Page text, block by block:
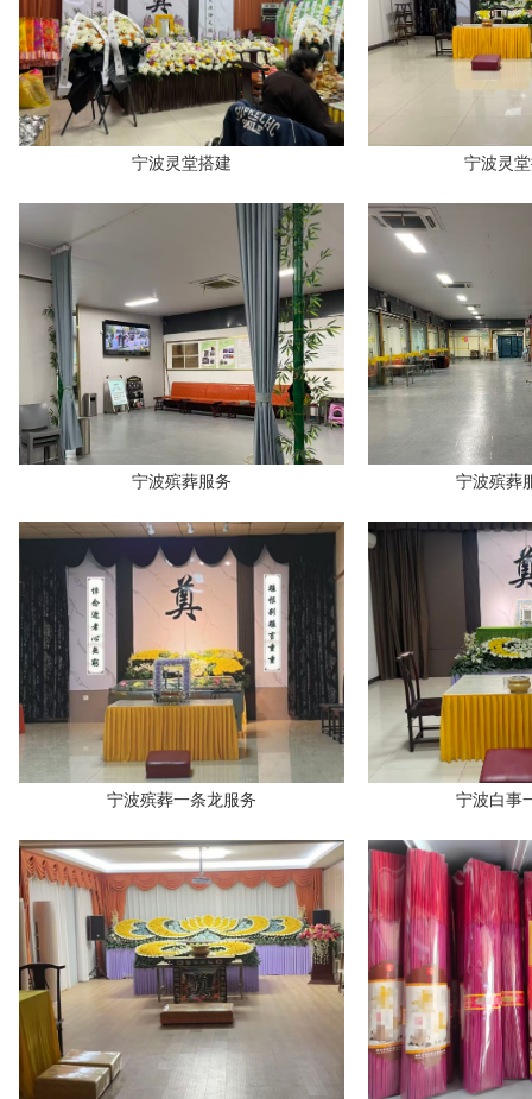
宁波灵堂搭建 宁波灵
宁波殡葬服务 宁波殡葬
宁波殡葬一条龙服务 宁波白事